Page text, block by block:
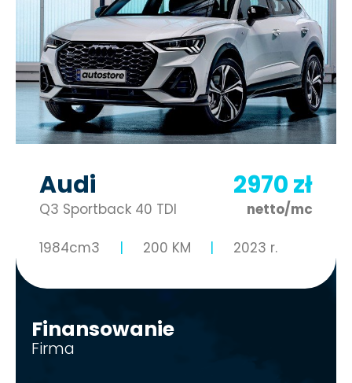
Audi
Q3 Sportback 40 TDI
2970zł
netto/mc
1984cm3 200 KM 2023 r.
Finansowanie
Firma